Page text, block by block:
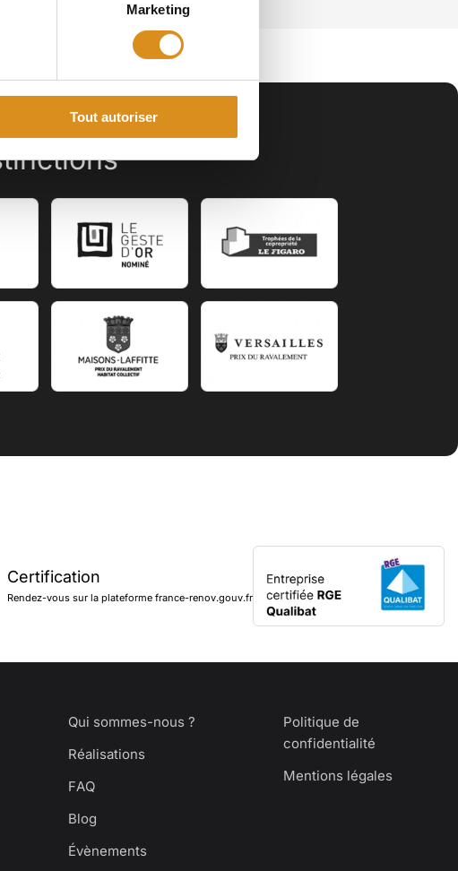
Marketing
Tout autoriser
du Moutier
pro, efficace, et en plus
immeuble à fait une rénovation
(ITE, isolation/étanchéité toit
de VMC pour une VMC
copropriétaires sont ravis.
Certification
Rendez-vous sur la plateforme france-renov.gouv.fr
Qui sommes-nous ?
Réalisations
FAQ
Blog
Évènements
Politique de
confidentialité
Mentions légales